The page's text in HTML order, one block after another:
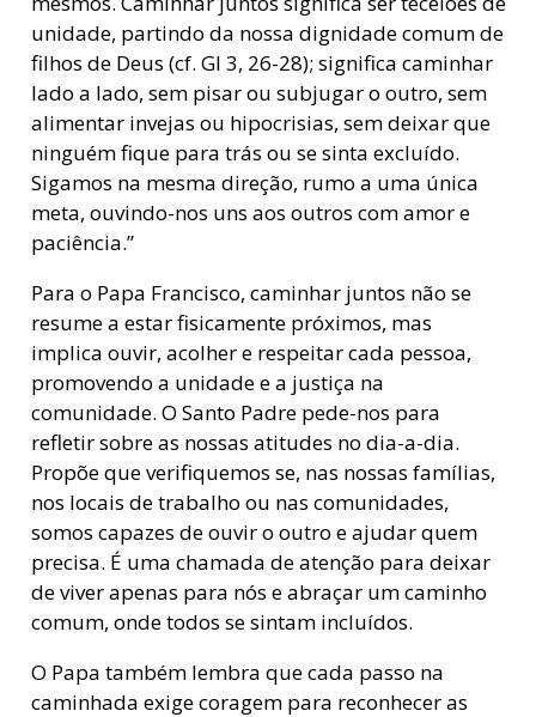
unidade, partindo da nossa dignidade comum de
filhos de Deus (cf. Gl 3, 26-28); significa caminhar
lado a lado, sem pisar ou subjugar o outro, sem
alimentar invejas ou hipocrisias, sem deixar que
ninguém fique para trás ou se sinta excluído.
Sigamos na mesma direção, rumo a uma única
meta, ouvindo-nos uns aos outros com amor e
paciência.”
Para o Papa Francisco, caminhar juntos não se
resume a estar fisicamente próximos, mas
implica ouvir, acolher e respeitar cada pessoa,
promovendo a unidade e a justiça na
comunidade. O Santo Padre pede-nos para
refletir sobre as nossas atitudes no dia-a-dia.
Propõe que verifiquemos se, nas nossas famílias,
nos locais de trabalho ou nas comunidades,
somos capazes de ouvir o outro e ajudar quem
precisa. É uma chamada de atenção para deixar
de viver apenas para nós e abraçar um caminho
comum, onde todos se sintam incluídos.
O Papa também lembra que cada passo na
caminhada exige coragem para reconhecer as